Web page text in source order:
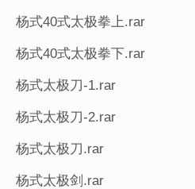
杨式40式太极拳上.rar
杨式40式太极拳下.rar
杨式太极刀-1.rar
杨式太极刀-2.rar
杨式太极刀.rar
杨式太极剑.rar